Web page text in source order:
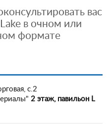
вас
в очном или
формате
с.2
2 этаж, павильон L